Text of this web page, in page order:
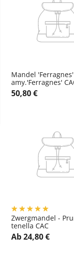
Mandel
amy.'Ferragnes'
50,80 €
Zwergmandel -
tenella CAC
Ab 24,80 €